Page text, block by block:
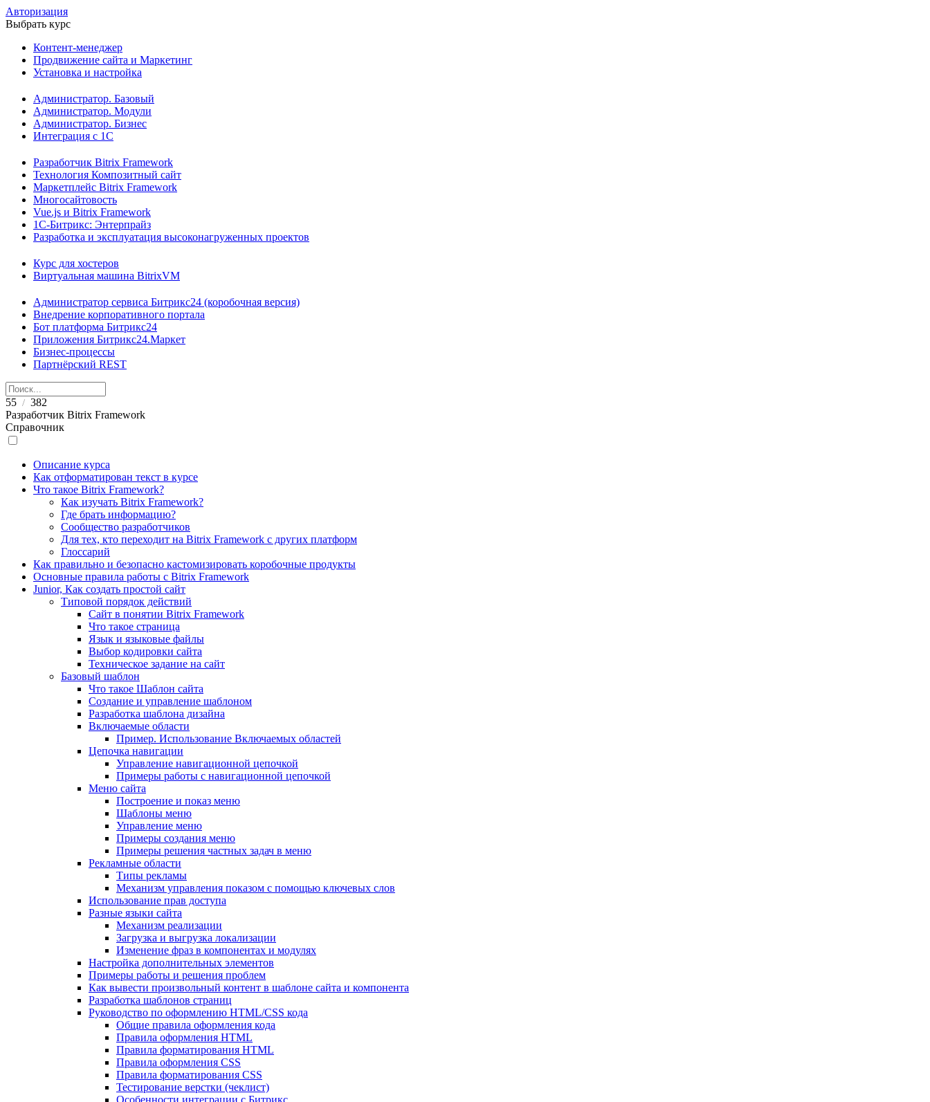
Авторизация
Выбрать курс
Контент-менеджер
Продвижение сайта и Маркетинг
Установка и настройка
Администратор. Базовый
Администратор. Модули
Администратор. Бизнес
Интеграция с 1С
Разработчик Bitrix Framework
Технология Композитный сайт
Маркетплейс Bitrix Framework
Многосайтовость
Vue.js и Bitrix Framework
1С-Битрикс: Энтерпрайз
Разработка и эксплуатация высоконагруженных проектов
Курс для хостеров
Виртуальная машина BitrixVM
Администратор сервиса Битрикс24 (коробочная версия)
Внедрение корпоративного портала
Бот платформа Битрикс24
Приложения Битрикс24.Маркет
Бизнес-процессы
Партнёрский REST
55 / 382
Разработчик Bitrix Framework
Справочник
Описание курса
Как отформатирован текст в курсе
Что такое Bitrix Framework?
Как изучать Bitrix Framework?
Где брать информацию?
Сообщество разработчиков
Для тех, кто переходит на Bitrix Framework с других платформ
Глоссарий
Как правильно и безопасно кастомизировать коробочные продукты
Основные правила работы с Bitrix Framework
Junior, Как создать простой сайт
Типовой порядок действий
Сайт в понятии Bitrix Framework
Что такое страница
Язык и языковые файлы
Выбор кодировки сайта
Техническое задание на сайт
Базовый шаблон
Что такое Шаблон сайта
Создание и управление шаблоном
Разработка шаблона дизайна
Включаемые области
Пример. Использование Включаемых областей
Цепочка навигации
Управление навигационной цепочкой
Примеры работы с навигационной цепочкой
Меню сайта
Построение и показ меню
Шаблоны меню
Управление меню
Примеры создания меню
Примеры решения частных задач в меню
Рекламные области
Типы рекламы
Механизм управления показом с помощью ключевых слов
Использование прав доступа
Разные языки сайта
Механизм реализации
Загрузка и выгрузка локализации
Изменение фраз в компонентах и модулях
Настройка дополнительных элементов
Примеры работы и решения проблем
Как вывести произвольный контент в шаблоне сайта и компонента
Разработка шаблонов страниц
Руководство по оформлению HTML/CSS кода
Общие правила оформления кода
Правила оформления HTML
Правила форматирования HTML
Правила оформления CSS
Правила форматирования CSS
Тестирование верстки (чеклист)
Особенности интеграции с Битрикс